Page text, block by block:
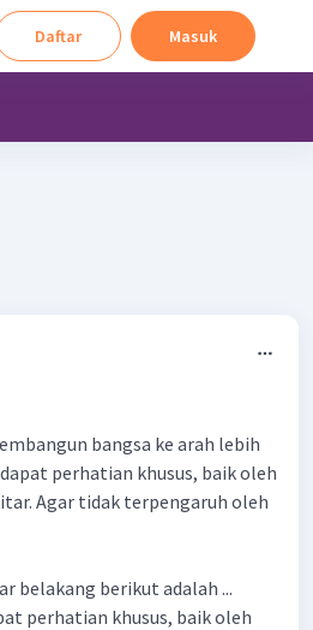
Daftar Masuk
bangsa ke arah lebih
perhatian khusus, baik oleh
Agar tidak terpengaruh oleh
belakang berikut adalah ...
perhatian khusus, baik oleh